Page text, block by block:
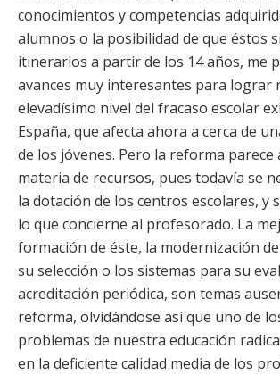
conocimientos y competencias
alumnos o la posibilidad de que éstos
itinerarios a partir de los 14 años, me
avances muy interesantes para lograr
elevadísimo nivel del fracaso escolar
España, que afecta ahora a cerca de
de los jóvenes. Pero la reforma parece
materia de recursos, pues todavía se
la dotación de los centros escolares, y
lo que concierne al profesorado. La
formación de éste, la modernización
su selección o los sistemas para su
acreditación periódica, son temas
reforma, olvidándose así que uno de
problemas de nuestra educación
en la deficiente calidad media de los